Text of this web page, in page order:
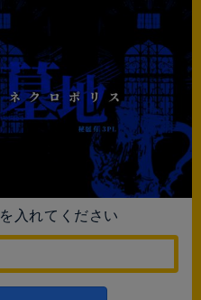
入れてください